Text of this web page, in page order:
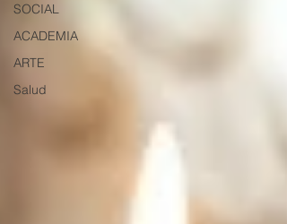
SOCIAL
ACADEMIA
ARTE
Salud